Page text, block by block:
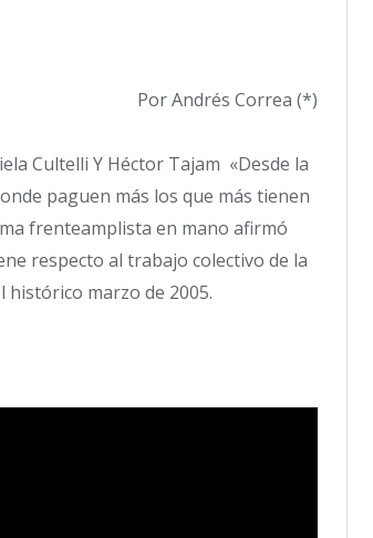
Por Andrés Correa (*)
Cultelli Y Héctor Tajam «Desde la
paguen más los que más tienen
frenteamplista en mano afirmó
respecto al trabajo colectivo de la
marzo de 2005.